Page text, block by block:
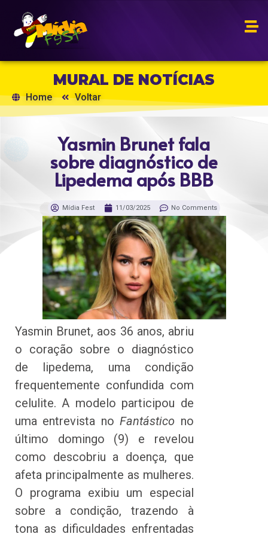
MURAL DE NOTÍCIAS
Home Voltar
Yasmin Brunet fala
sobre diagnóstico de
Lipedema após BBB
Mídia Fest 11/03/2025 No Comments
Yasmin Brunet, aos 36 anos, abriu
o coração sobre o diagnóstico
de lipedema, uma condição
frequentemente confundida com
celulite. A modelo participou de
uma entrevista noFantástico no
último domingo (9) e revelou
como descobriu a doença, que
afeta principalmente as mulheres.
O programa exibiu um especial
sobre a condição, trazendo à
tona as dificuldades enfrentadas